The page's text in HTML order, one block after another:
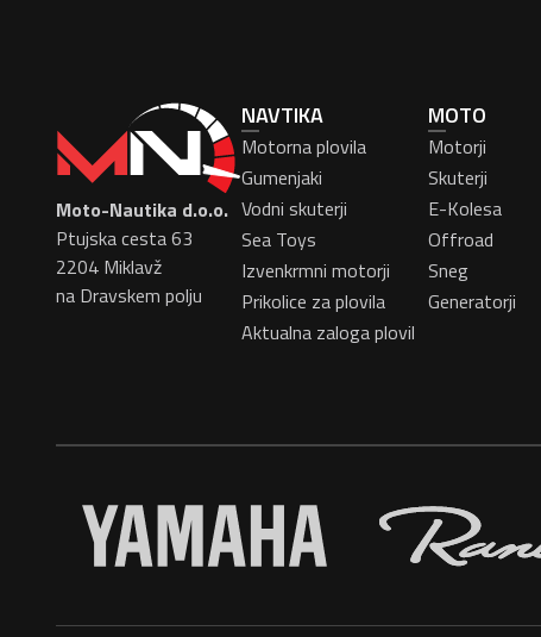
Moto-Nautika d.o.o.
Ptujska cesta 63
2204 Miklavž
na Dravskem polju
NAVTIKA
Motorna plovila
Gumenjaki
Vodni skuterji
Sea Toys
Izvenkrmni motorji
Prikolice za plovila
Aktualna zaloga plovil
MOTO
Motorji
Skuterji
E-Kolesa
Offroad
Sneg
Generatorji